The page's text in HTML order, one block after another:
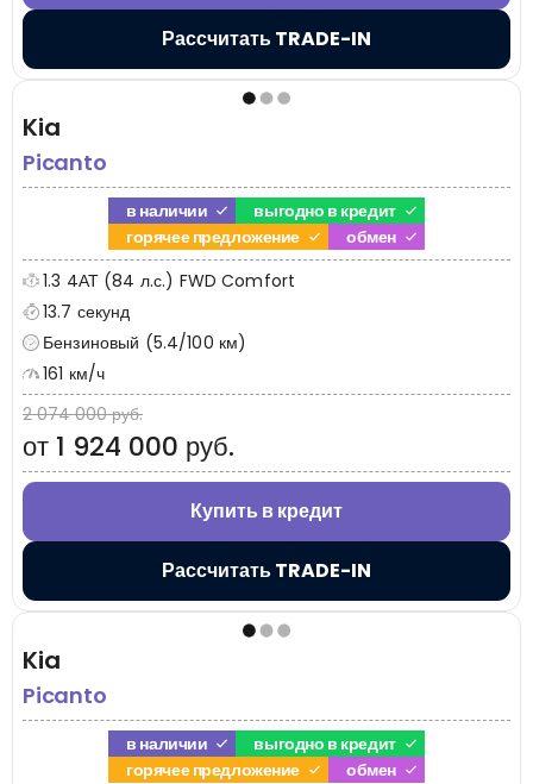
Рассчитать TRADE-IN
Kia
Picanto
в наличии
выгодно в кредит
горячее предложение
обмен
1.3 4АТ (84 л.с.) FWD Comfort
13.7 секунд
Бензиновый (5.4/100 км)
161 км/ч
2 074 000 руб.
от 1 924 000 руб.
Купить в кредит
Рассчитать TRADE-IN
Kia
Picanto
в наличии
выгодно в кредит
горячее предложение
обмен